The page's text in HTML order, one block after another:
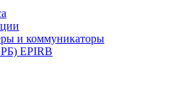
и коммуникаторы
EPIRB